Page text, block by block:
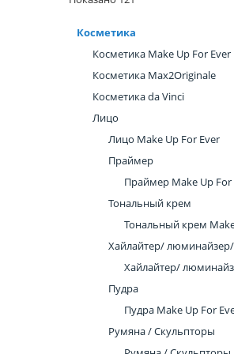
Косметика
Косметика Make Up For Ever
Косметика Max2Originale
Косметика da Vinci
Лицо
Лицо Make Up For Ever
Праймер
Праймер Make Up For
Тональный крем
Тональный крем
Хайлайтер/
Хайлайтер/
Пудра
Пудра Make Up For
Румяна / Скульпторы